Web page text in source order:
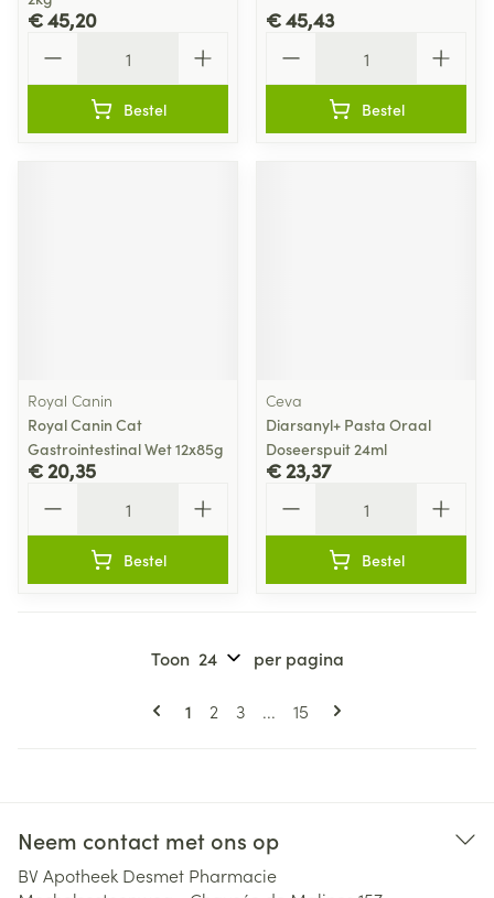
€ 45,20
Bestel
€ 45,43
Bestel
Royal Canin
Royal Canin Cat
Gastrointestinal Wet 12x85g
€ 20,35
Bestel
Ceva
Diarsanyl+ Pasta Oraal
Doseerspuit 24ml
€ 23,37
Bestel
Pagina's
U lees momenteel pagina
1 Pagina
2 Pagina
3 ... Pagina
15
Toon per pagina
Neem contact met ons op
BV Apotheek Desmet Pharmacie